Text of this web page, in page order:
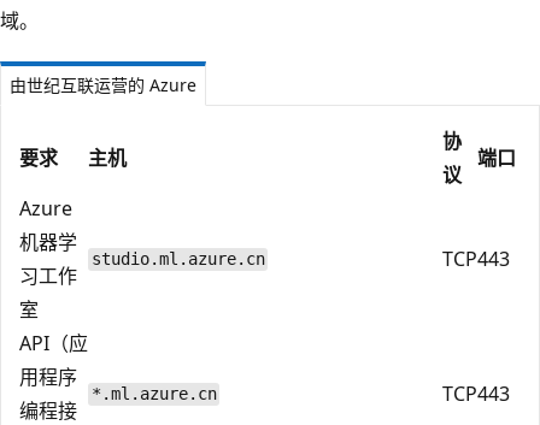
域。
由世纪互联运营的 Azure
要求 主机
协
议
端口
Azure
机器学
习工作
室
studio.ml.azure.cn TCP443
API（应
用程序
编程接
*.ml.azure.cn TCP443